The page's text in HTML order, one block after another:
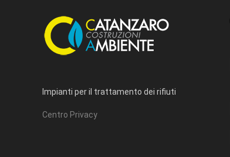
Impianti per il trattamento dei rifiuti
Centro Privacy